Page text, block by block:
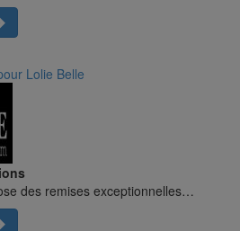
Lolie Belle
des remises exceptionnelles…